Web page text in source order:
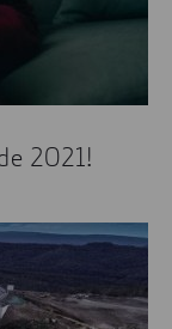
2021!